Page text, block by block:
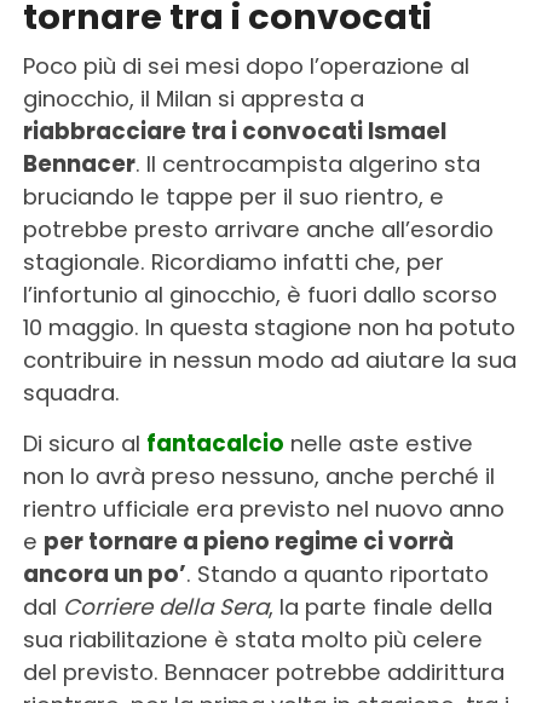
tornare tra i convocati
Poco più di sei mesi dopo l’operazione al
ginocchio, il Milan si appresta a
riabbracciare tra i convocati Ismael
Bennacer. Il centrocampista algerino sta
bruciando le tappe per il suo rientro, e
potrebbe presto arrivare anche all’esordio
stagionale. Ricordiamo infatti che, per
l’infortunio al ginocchio, è fuori dallo scorso
10 maggio. In questa stagione non ha potuto
contribuire in nessun modo ad aiutare la sua
squadra.
Di sicuro al fantacalcio nelle aste estive
non lo avrà preso nessuno, anche perché il
rientro ufficiale era previsto nel nuovo anno
e per tornare a pieno regime ci vorrà
ancora un po’. Stando a quanto riportato
dal Corriere della Sera, la parte finale della
sua riabilitazione è stata molto più celere
del previsto. Bennacer potrebbe addirittura